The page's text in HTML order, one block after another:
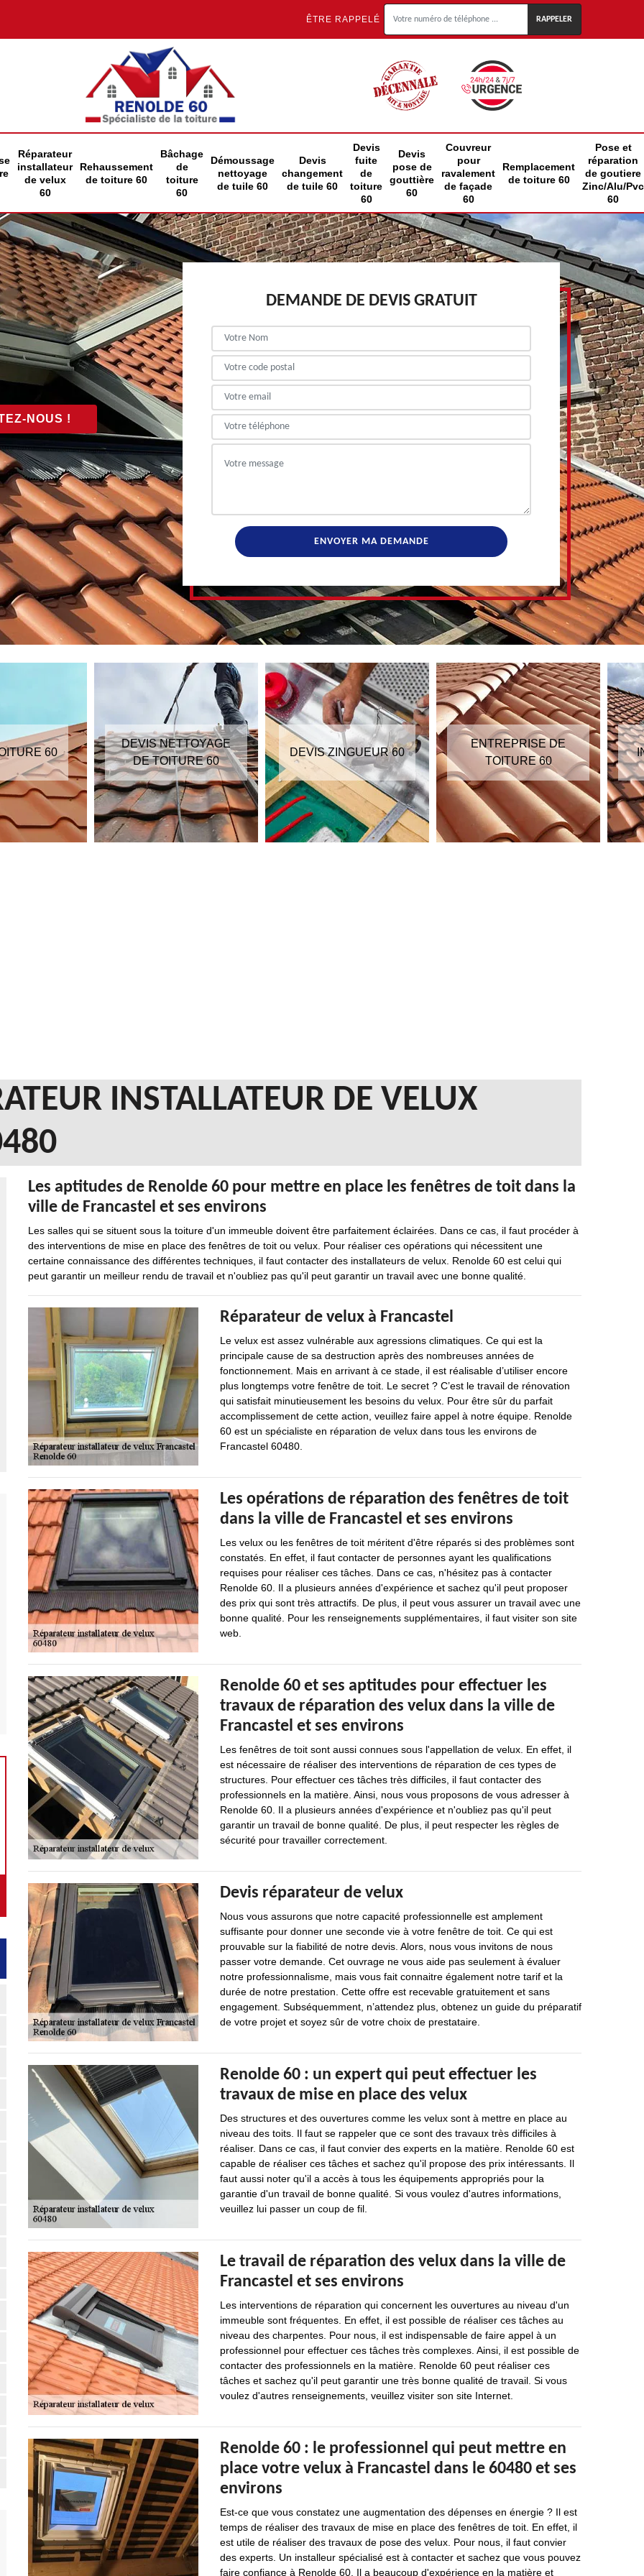
ÊTRE RAPPELÉ
Réparateur
installateur
de velux
60
Rehaussement
de toiture 60
Bâchage
de
toiture
60
Démoussage
nettoyage
de tuile 60
Devis
changement
de tuile 60
Devis
fuite
de
toiture
60
Devis
pose de
gouttière
60
Couvreur
pour
ravalement
de façade
60
Remplacement
de toiture 60
Pose et
réparation
de goutiere
Zinc/Alu/Pvc
60
NOUS !
DEMANDE DE DEVIS GRATUIT
60
DEVIS NETTOYAGE
DE TOITURE 60
DEVIS ZINGUEUR 60
ENTREPRISE DE
TOITURE 60
INSTALLATEUR DE VELUX
Les aptitudes de Renolde 60 pour mettre en place les fenêtres de toit dans la
ville de Francastel et ses environs
Les salles qui se situent sous la toiture d'un immeuble doivent être parfaitement éclairées. Dans ce cas, il faut procéder à
des interventions de mise en place des fenêtres de toit ou velux. Pour réaliser ces opérations qui nécessitent une
certaine connaissance des différentes techniques, il faut contacter des installateurs de velux. Renolde 60 est celui qui
peut garantir un meilleur rendu de travail et n'oubliez pas qu'il peut garantir un travail avec une bonne qualité.
Réparateur de velux à Francastel
Le velux est assez vulnérable aux agressions climatiques. Ce qui est la
principale cause de sa destruction après des nombreuses années de
fonctionnement. Mais en arrivant à ce stade, il est réalisable d’utiliser encore
plus longtemps votre fenêtre de toit. Le secret ? C’est le travail de rénovation
qui satisfait minutieusement les besoins du velux. Pour être sûr du parfait
accomplissement de cette action, veuillez faire appel à notre équipe. Renolde
60 est un spécialiste en réparation de velux dans tous les environs de
Francastel 60480.
Les opérations de réparation des fenêtres de toit
dans la ville de Francastel et ses environs
Les velux ou les fenêtres de toit méritent d'être réparés si des problèmes sont
constatés. En effet, il faut contacter de personnes ayant les qualifications
requises pour réaliser ces tâches. Dans ce cas, n'hésitez pas à contacter
Renolde 60. Il a plusieurs années d'expérience et sachez qu'il peut proposer
des prix qui sont très attractifs. De plus, il peut vous assurer un travail avec une
bonne qualité. Pour les renseignements supplémentaires, il faut visiter son site
web.
Renolde 60 et ses aptitudes pour effectuer les
travaux de réparation des velux dans la ville de
Francastel et ses environs
Les fenêtres de toit sont aussi connues sous l'appellation de velux. En effet, il
est nécessaire de réaliser des interventions de réparation de ces types de
structures. Pour effectuer ces tâches très difficiles, il faut contacter des
professionnels en la matière. Ainsi, nous vous proposons de vous adresser à
Renolde 60. Il a plusieurs années d'expérience et n'oubliez pas qu'il peut
garantir un travail de bonne qualité. De plus, il peut respecter les règles de
sécurité pour travailler correctement.
Devis réparateur de velux
Nous vous assurons que notre capacité professionnelle est amplement
suffisante pour donner une seconde vie à votre fenêtre de toit. Ce qui est
prouvable sur la fiabilité de notre devis. Alors, nous vous invitons de nous
passer votre demande. Cet ouvrage ne vous aide pas seulement à évaluer
notre professionnalisme, mais vous fait connaitre également notre tarif et la
durée de notre prestation. Cette offre est recevable gratuitement et sans
engagement. Subséquemment, n’attendez plus, obtenez un guide du préparatif
de votre projet et soyez sûr de votre choix de prestataire.
Renolde 60 : un expert qui peut effectuer les
travaux de mise en place des velux
Des structures et des ouvertures comme les velux sont à mettre en place au
niveau des toits. Il faut se rappeler que ce sont des travaux très difficiles à
réaliser. Dans ce cas, il faut convier des experts en la matière. Renolde 60 est
capable de réaliser ces tâches et sachez qu'il propose des prix intéressants. Il
faut aussi noter qu'il a accès à tous les équipements appropriés pour la
garantie d'un travail de bonne qualité. Si vous voulez d'autres informations,
veuillez lui passer un coup de fil.
Le travail de réparation des velux dans la ville de
Francastel et ses environs
Les interventions de réparation qui concernent les ouvertures au niveau d'un
immeuble sont fréquentes. En effet, il est possible de réaliser ces tâches au
niveau des charpentes. Pour nous, il est indispensable de faire appel à un
professionnel pour effectuer ces tâches très complexes. Ainsi, il est possible de
contacter des professionnels en la matière. Renolde 60 peut réaliser ces
tâches et sachez qu'il peut garantir une très bonne qualité de travail. Si vous
voulez d'autres renseignements, veuillez visiter son site Internet.
Renolde 60 : le professionnel qui peut mettre en
place votre velux à Francastel dans le 60480 et ses
environs
Est-ce que vous constatez une augmentation des dépenses en énergie ? Il est
temps de réaliser des travaux de mise en place des fenêtres de toit. En effet, il
est utile de réaliser des travaux de pose des velux. Pour nous, il faut convier
des experts. Un installeur spécialisé est à contacter et sachez que vous pouvez
faire confiance à Renolde 60. Il a beaucoup d'expérience en la matière et